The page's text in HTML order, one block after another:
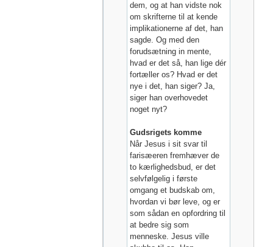
dem, og at han vidste nok
om skrifterne til at kende
implikationerne af det, han
sagde. Og med den
forudsætning in mente,
hvad er det så, han lige dér
fortæller os? Hvad er det
nye i det, han siger? Ja,
siger han overhovedet
noget nyt?
Gudsrigets komme
Når Jesus i sit svar til
farisæeren fremhæver de
to kærlighedsbud, er det
selvfølgelig i første
omgang et budskab om,
hvordan vi bør leve, og er
som sådan en opfordring til
at bedre sig som
menneske. Jesus ville